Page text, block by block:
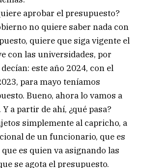
aprobar el presupuesto?
no quiere saber nada con
quiere que siga vigente el
con las universidades, por
este año 2024, con el
para mayo teníamos
Bueno, ahora lo vamos a
a partir de ahí, ¿qué pasa?
simplemente al capricho, a
de un funcionario, que es
es quien va asignando las
se agota el presupuesto.